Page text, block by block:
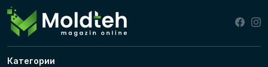
Категории